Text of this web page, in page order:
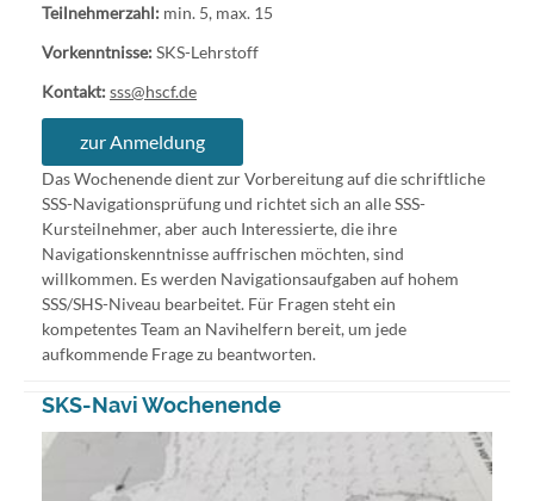
Teilnehmerzahl: min. 5, max. 15
Vorkenntnisse:SKS-Lehrstoff
Kontakt:sss@hscf.de
zur Anmeldung
Das Wochenende dient zur Vorbereitung auf die schriftliche
SSS-Navigationsprüfung und richtet sich an alle SSS-
Kursteilnehmer, aber auch Interessierte, die ihre
Navigationskenntnisse auffrischen möchten, sind
willkommen. Es werden Navigationsaufgaben auf hohem
SSS/SHS-Niveau bearbeitet. Für Fragen steht ein
kompetentes Team an Navihelfern bereit, um jede
aufkommende Frage zu beantworten.
SKS-Navi Wochenende